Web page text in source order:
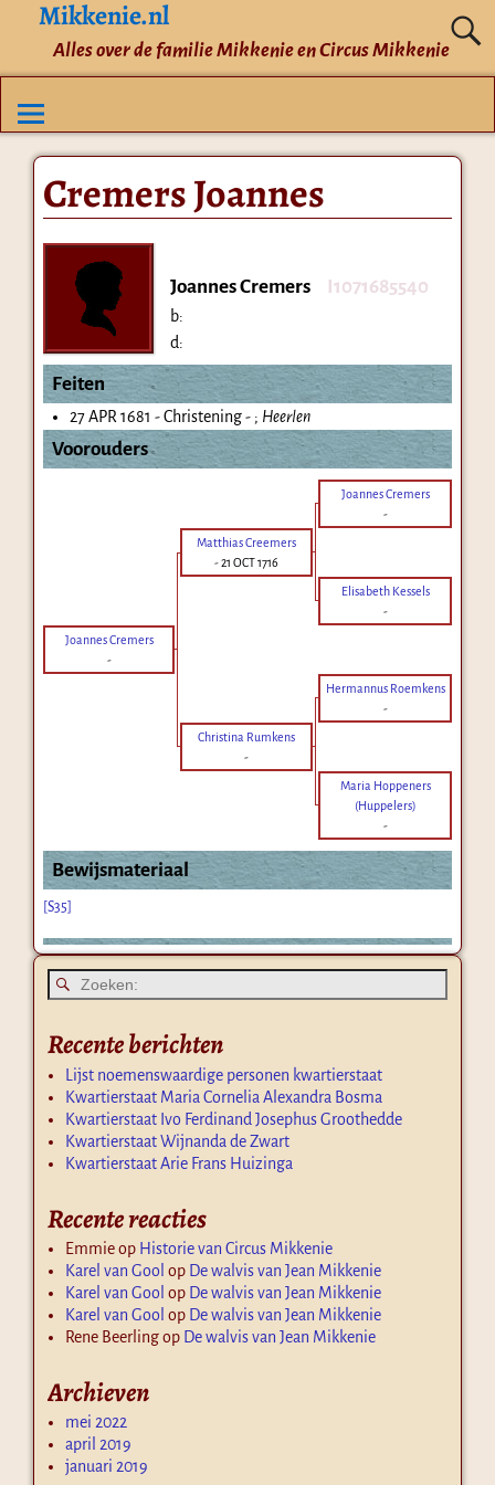
Mikkenie.nl
Alles over de familie Mikkenie en Circus Mikkenie
Cremers Joannes
Joannes Cremers I1071685540
b:
d:
Feiten
27 APR 1681 - Christening - ; Heerlen
Voorouders
Joannes Cremers
-
Matthias Creemers
-21 OCT 1716
Elisabeth Kessels
-
Joannes Cremers
-
Hermannus Roemkens
-
Christina Rumkens
-
Maria Hoppeners
(Huppelers)
-
Bewijsmateriaal
[S35]
Recente berichten
Lijst noemenswaardige personen kwartierstaat
Kwartierstaat Maria Cornelia Alexandra Bosma
Kwartierstaat Ivo Ferdinand Josephus Groothedde
Kwartierstaat Wijnanda de Zwart
Kwartierstaat Arie Frans Huizinga
Recente reacties
Emmieop Historie van Circus Mikkenie
Karel van Gool op De walvis van Jean Mikkenie
Karel van Gool op De walvis van Jean Mikkenie
Karel van Gool op De walvis van Jean Mikkenie
Rene Beerlingop De walvis van Jean Mikkenie
Archieven
mei 2022
april 2019
januari 2019